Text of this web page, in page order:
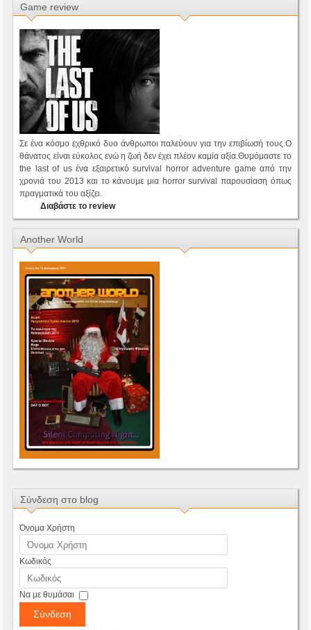
Game review
Σε ένα κόσμο εχθρικό δυο άνθρωποι παλεύουν για την επιβίωσή τους.Ο
θάνατος είναι εύκολος ενώ η ζωή δεν έχει πλέον καμία αξία.Θυμόμαστε το
the last of us ένα εξαιρετικό survival horror adventure game από την
χρονιά του 2013 και το κάνουμε μια horror survival παρουσίαση όπως
πραγματικά του αξίζει.
Διαβάστε το review
Another World
Σύνδεση στο blog
Όνομα Χρήστη
Κωδικός
Να με θυμάσαι
Σύνδεση